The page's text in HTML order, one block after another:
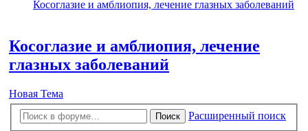
Косоглазие и амблиопия, лечение глазных заболеваний
Косоглазие и амблиопия, лечение
глазных заболеваний
Новая Тема
Поиск Расширенный поиск